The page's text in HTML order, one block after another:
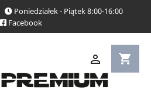
Poniedziałek - Piątek 8:00-16:00
Facebook
shopping_cart
